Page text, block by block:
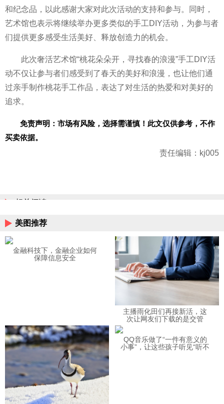
和纪念品，以此感谢大家对此次活动的支持和参与。同时，
艺术馆也表示将继续举办更多类似的手工DIY活动，为参与者
们提供更多感受生活美好、释放创造力的机会。
此次奢活艺术馆“桃花朵朵开，寻找春的浪漫”手工DIY活
动不仅让参与者们感受到了春天的美好和浪漫，也让他们通
过亲手制作桃花手工作品，表达了对生活的热爱和对美好的
追求。
免责声明：市场有风险，选择需谨慎！此文仅供参考，不作
买卖依据。
责任编辑：kj005
相关阅读
美图推荐
金融科技下，金融企业如何
保障信息安全
主播雨化田们再接新活，这
次让网友们下载的是交管
QQ音乐做了“一件有意义的
小事”，让这些孩子听见“听不